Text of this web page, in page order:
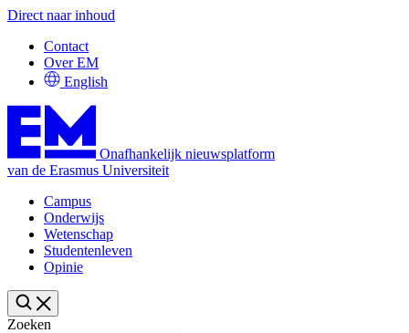
Direct naar inhoud
Contact
Over EM
English
Onafhankelijk nieuwsplatform
van de Erasmus Universiteit
Campus
Onderwijs
Wetenschap
Studentenleven
Opinie
Zoeken